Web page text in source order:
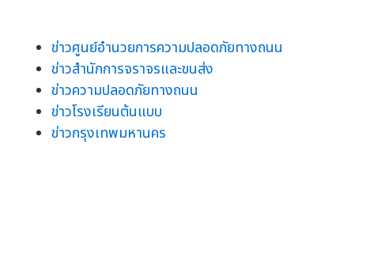
ข่าวศูนย์อำนวยการความปลอดภัยทางถนน
ข่าวสำนักการจราจรและขนส่ง
ข่าวความปลอดภัยทางถนน
ข่าวโรงเรียนต้นแบบ
ข่าวกรุงเทพมหานคร